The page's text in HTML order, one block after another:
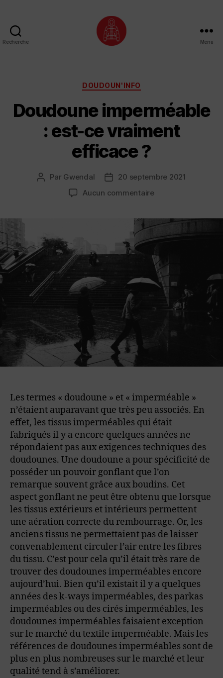
Recherche Menu
Catégories
DOUDOUN'INFO
Doudoune imperméable
: est-ce vraiment
efficace ?
Auteur
Par Gwendal
Date20 septembre 2021
Aucun commentairesur
:
est-
vraiment
efficace
?
Les termes « doudoune » et « imperméable »
n’étaient auparavant que très peu associés. En
effet, les tissus imperméables qui était
fabriqués il y a encore quelques années ne
répondaient pas aux exigences techniques des
doudounes. Une doudoune a pour spécificité de
posséder un pouvoir gonflant que l’on
remarque souvent grâce aux boudins. Cet
aspect gonflant ne peut être obtenu que lorsque
les tissus extérieurs et intérieurs permettent
une aération correcte du rembourrage. Or, les
anciens tissus ne permettaient pas de laisser
convenablement circuler l’air entre les fibres
du tissu. C’est pour cela qu’il était très rare de
trouver des doudounes imperméables encore
aujourd’hui. Bien qu’il existait il y a quelques
années des k-ways imperméables, des parkas
imperméables ou des cirés imperméables, les
doudounes imperméables faisaient exception
sur le marché du textile imperméable. Mais les
références de doudounes imperméables sont de
plus en plus nombreuses sur le marché et leur
qualité tend à s’améliorer.